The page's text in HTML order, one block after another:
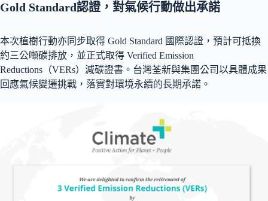
Gold Standard認證，對氣候行動做出承諾
本次植樹行動亦同步取得 Gold Standard 國際認證，預計可抵換
約三公噸碳排放，並正式取得 Verified Emission
Reductions（VERs）減碳證書。台灣荃新與集團公司以具體成果
回應氣候變遷挑戰，落實對環境永續的長期承諾。